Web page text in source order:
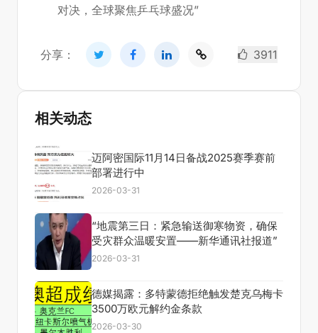
对决，全球聚焦乒乓球盛况”
分享： 3911
相关动态
迈阿密国际11月14日备战2025赛季赛前
部署进行中
2026-03-31
“地震第三日：紧急输送御寒物资，确保
受灾群众温暖安置——新华通讯社报道”
2026-03-31
德媒揭露：多特蒙德拒绝触发楚克乌梅卡
3500万欧元解约金条款
2026-03-30